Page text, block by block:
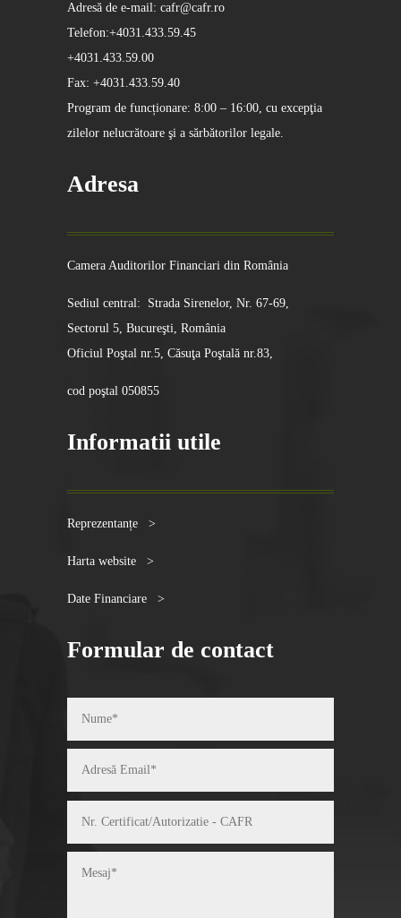
Adresă de e-mail: cafr@cafr.ro
Telefon:+4031.433.59.45
+4031.433.59.00
Fax: +4031.433.59.40
Program de funcționare: 8:00 – 16:00, cu excepţia
zilelor nelucrătoare şi a sărbătorilor legale.
Adresa
Camera Auditorilor Financiari din România
Sediul central: Strada Sirenelor, Nr. 67-69,
Sectorul 5, Bucureşti, România
Oficiul Poştal nr.5, Căsuţa Poştală nr.83,
cod poştal 050855
Informatii utile
Reprezentanțe >
Harta website >
Date Financiare >
Formular de contact